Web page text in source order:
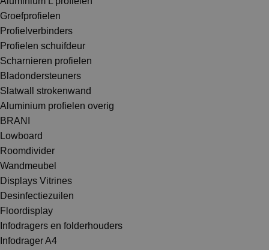
Groefprofielen
Profielverbinders
Profielen schuifdeur
Scharnieren profielen
Bladondersteuners
Slatwall strokenwand
Aluminium profielen overig
BRANI
Lowboard
Roomdivider
Wandmeubel
Displays Vitrines
Desinfectiezuilen
Floordisplay
Infodragers en folderhouders
Infodrager A4